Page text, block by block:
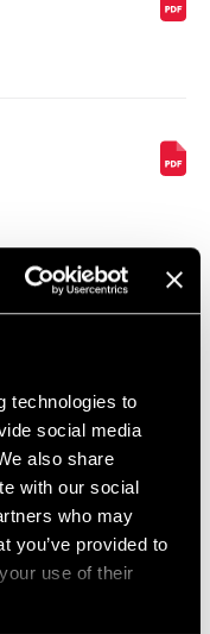
technologies to
social media
also share
with our social
who may
you’ve provided to
use of their